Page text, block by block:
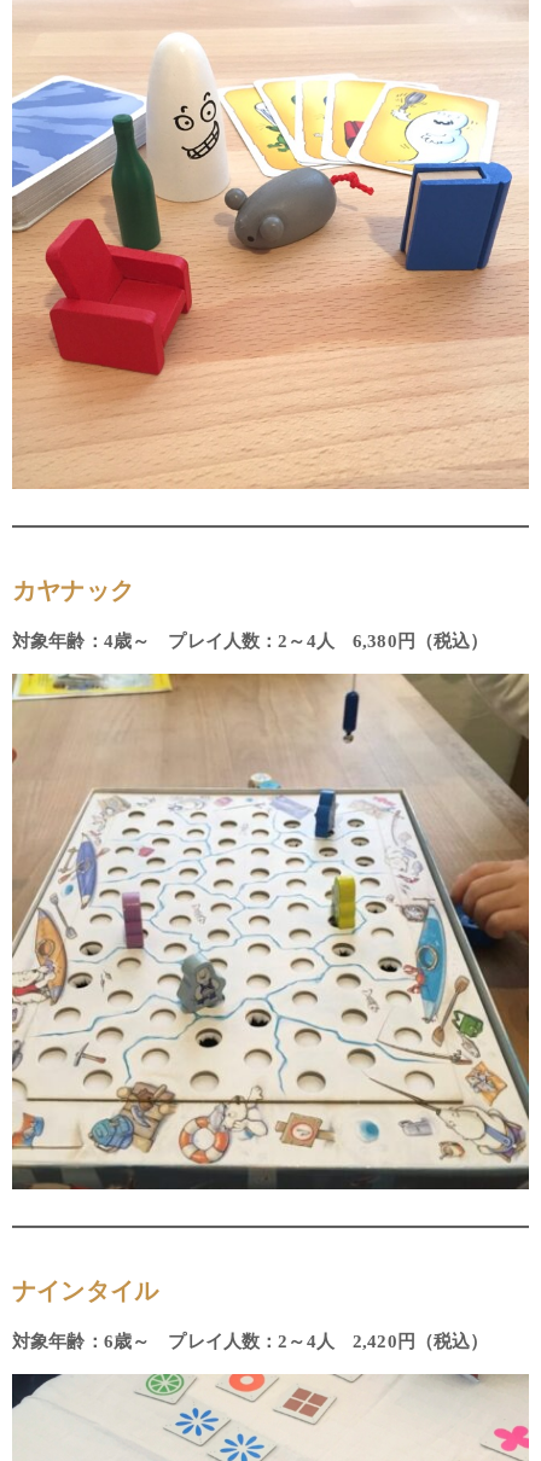
カヤナック
対象年齢：4歳～ プレイ人数：2～4人 6,380円（税込）
ナインタイル
対象年齢：6歳～ プレイ人数：2～4人 2,420円（税込）